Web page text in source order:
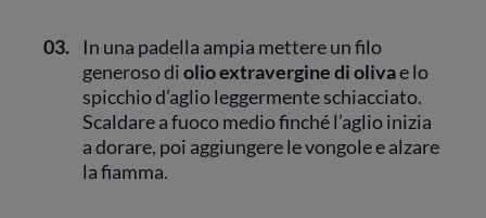
03.
In una padella ampia mettere un filo
generoso diolio extravergine di olivae lo
spicchio d’aglio leggermente schiacciato.
Scaldare a fuoco medio finché l’aglio inizia
a dorare, poi aggiungere le vongole e alzare
la fiamma.